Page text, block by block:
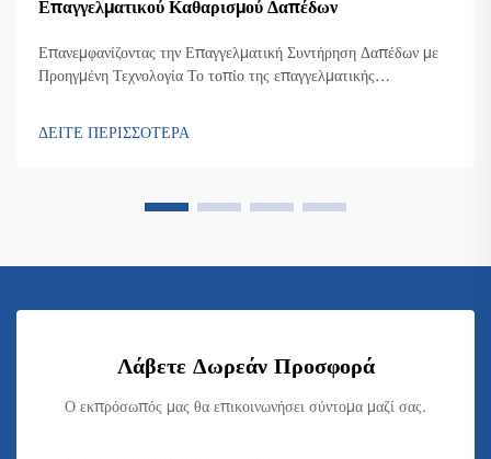
Επαγγελματικού Καθαρισμού Δαπέδων
Επανεμφανίζοντας την Επαγγελματική Συντήρηση Δαπέδων με
Προηγμένη Τεχνολογία Το τοπίο της επαγγελματικής
εμφάνιση της εξελιγμένης τεχνολογίας επαγγελματικών
ΔΕΙΤΕ ΠΕΡΙΣΣΟΤΕΡΑ
Λάβετε Δωρεάν Προσφορά
Ο εκπρόσωπός μας θα επικοινωνήσει σύντομα μαζί σας.